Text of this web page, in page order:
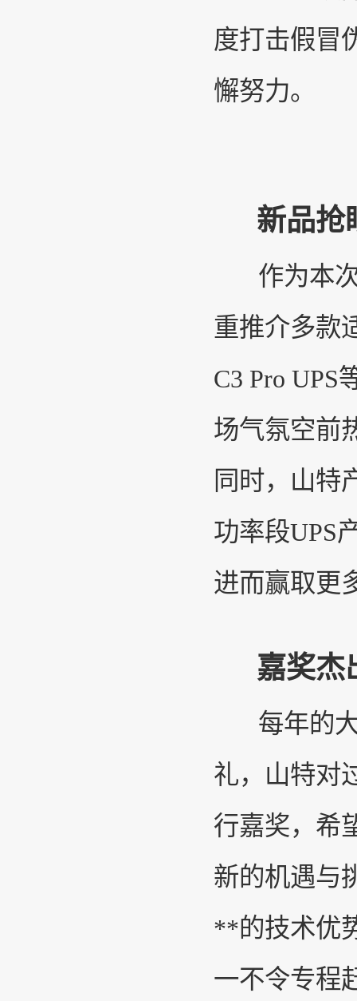
度打击假冒
懈努力。
新品抢
作为本次
重推介多款
C3 Pro
场气氛空前
同时，山特
功率段UPS
进而赢取更
嘉奖杰
每年的大
礼，山特对
行嘉奖，希
新的机遇与
**的技术优
一不令专程